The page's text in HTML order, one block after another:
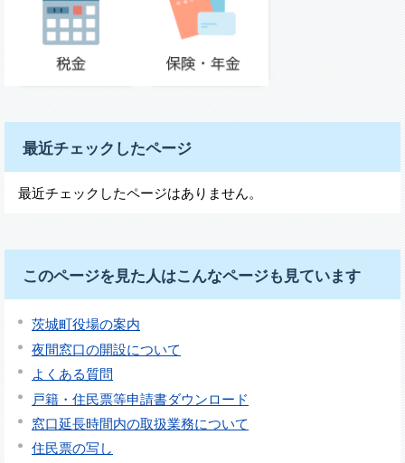
最近チェックしたページ
最近チェックしたページはありません。
このページを見た人はこんなページも見ています
茨城町役場の案内
夜間窓口の開設について
よくある質問
戸籍・住民票等申請書ダウンロード
窓口延長時間内の取扱業務について
住民票の写し